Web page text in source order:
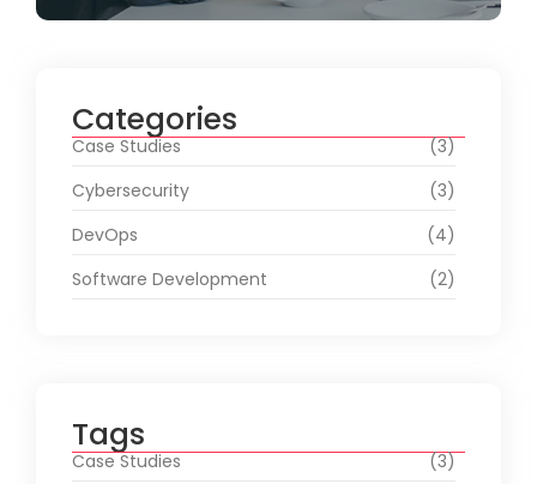
Categories
Case Studies
(3)
Cybersecurity
(3)
DevOps
(4)
Software Development
(2)
Tags
Case Studies
(3)